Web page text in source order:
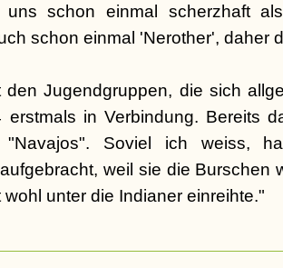
uns schon einmal scherzhaft
schon einmal 'Nerother', daher
den Jugendgruppen, die sich
erstmals in Verbindung. Bereits
"Navajos". Soviel ich weiss,
weil sie die Burschen
wohl unter die Indianer einreihte."